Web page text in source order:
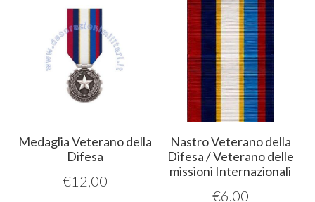
Medaglia Veterano della
Difesa
€12,00
Nastro Veterano della
Difesa / Veterano delle
missioni Internazionali
€6,00